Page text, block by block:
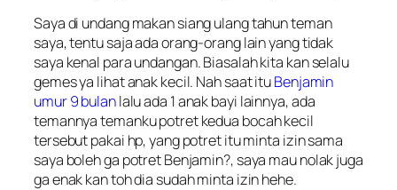
Saya di undang makan siang ulang tahun teman
saya, tentu saja ada orang-orang lain yang tidak
saya kenal para undangan. Biasalah kita kan selalu
gemes ya lihat anak kecil. Nah saat ituBenjamin
umur 9 bulanlalu ada 1 anak bayi lainnya, ada
temannya temanku potret kedua bocah kecil
tersebut pakai hp, yang potret itu minta izin sama
saya boleh ga potret Benjamin?, saya mau nolak juga
ga enak kan toh dia sudah minta izin hehe.